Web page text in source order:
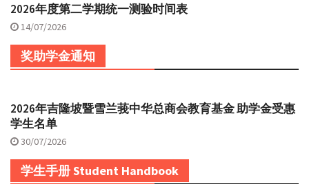
2026年度第二学期统一测验时间表
14/07/2026
奖助学金通知
2026年吉隆坡暨雪兰莪中华总商会教育基金 助学金受惠
学生名单
30/07/2026
学生手册 Student Handbook